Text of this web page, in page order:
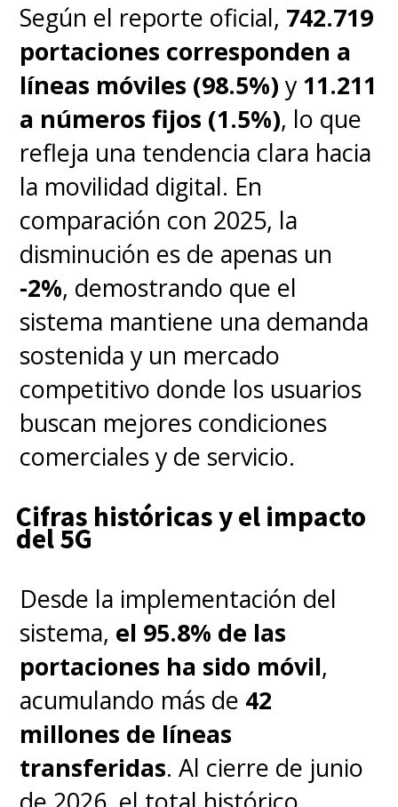
La nueva emulación de este
programador demuestra la
versatilidad de las tecnologías
de código abierto y lo
importante que es la
constante innovación en un
medio como la informática.
Según el reporte oficial, 742.719
portaciones corresponden a
líneas móviles (98.5%) y 11.211
a números fijos (1.5%), lo que
refleja una tendencia clara hacia
la movilidad digital. En
comparación con 2025, la
disminución es de apenas un
-2%, demostrando que el
sistema mantiene una demanda
sostenida y un mercado
competitivo donde los usuarios
buscan mejores condiciones
comerciales y de servicio.
Cifras históricas y el impacto
del 5G
Desde la implementación del
sistema, el 95.8% de las
portaciones ha sido móvil,
acumulando más de 42
millones de líneas
transferidas. Al cierre de junio